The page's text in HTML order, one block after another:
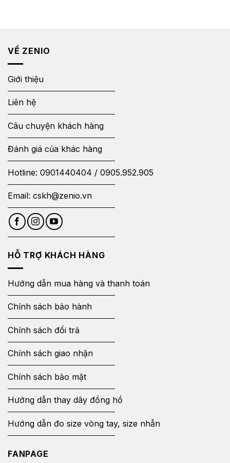
VỀ ZENIO
Giới thiệu
Liên hệ
Câu chuyện khách hàng
Đánh giá của khác hàng
Hotline: 0901440404 / 0905.952.905
Email: cskh@zenio.vn
HỖ TRỢ KHÁCH HÀNG
Hướng dẫn mua hàng và thanh toán
Chính sách bảo hành
Chính sách đổi trả
Chính sách giao nhận
Chính sách bảo mật
Hướng dẫn thay dây đồng hồ
Hướng dẫn đo size vòng tay, size nhẫn
FANPAGE